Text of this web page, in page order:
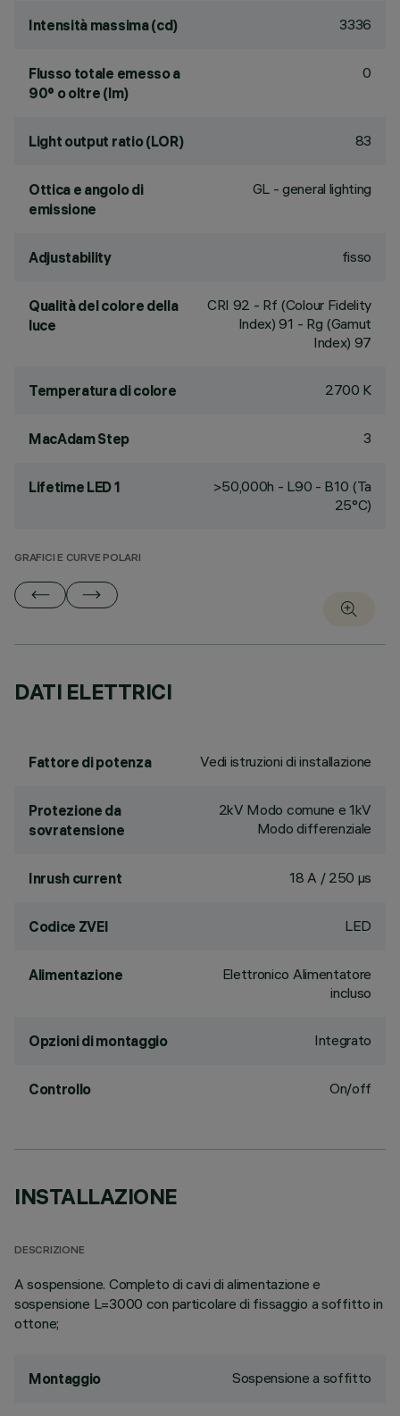
Intensità massima (cd) 3336
Flusso totale emesso a
90° o oltre (lm)
0
Light output ratio (LOR) 83
Ottica e angolo di
emissione
GL - general lighting
Adjustability fisso
Qualità del colore della
luce
CRI 92 - Rf (Colour Fidelity
Index) 91 - Rg (Gamut
Index) 97
Temperatura di colore 2700 K
MacAdam Step 3
Lifetime LED 1
>50,000h - L90 - B10 (Ta
25°C)
GRAFICI E CURVE POLARI
DATI ELETTRICI
Fattore di potenza Vedi istruzioni di installazione
Protezione da
sovratensione
2kV Modo comune e 1kV
Modo differenziale
Inrush current 18 A / 250 µs
Codice ZVEI LED
Alimentazione
Elettronico Alimentatore
incluso
Opzioni di montaggio Integrato
Controllo On/off
INSTALLAZIONE
DESCRIZIONE
A sospensione. Completo di cavi di alimentazione e
sospensione L=3000 con particolare di fissaggio a soffitto in
ottone;
Montaggio Sospensione a soffitto